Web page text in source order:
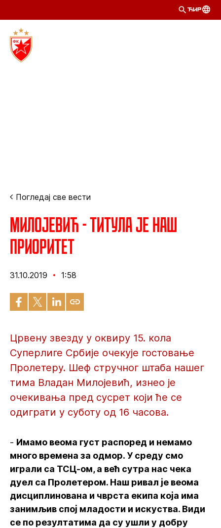
ЋИР
Погледај све вести
Милојевић - Титула је наш
приоритет
31.10.2019 1:58
Црвену звезду у оквиру 15. кола
Суперлиге Србије очекује гостовање
Пролетеру. Шеф стручног штаба нашег
тима Владан Милојевић, изнео је
очекивања пред сусрет који ће се
одиграти у суботу од 16 часова.
- Имамо веома густ распоред и немамо
много времена за одмор. У среду смо
играли са ТСЦ-ом, а већ сутра нас чека
дуел са Пролетером. Наш ривал је веома
дисциплинована и чврста екипа која има
занимљив спој младости и искуства. Види
се по резултатима да су ушли у добру